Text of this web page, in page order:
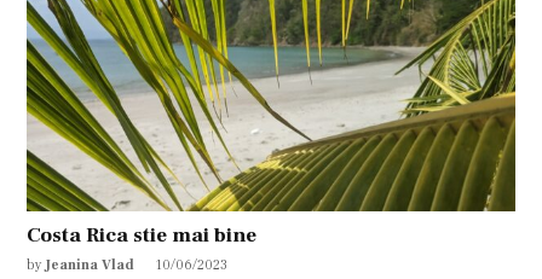
Costa Rica stie mai bine
by Jeanina Vlad 10/06/2023